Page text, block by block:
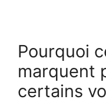
Pourquoi ces villes
marquent
certains